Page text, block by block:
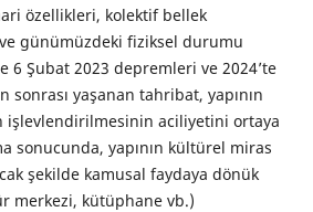
özellikleri, kolektif bellek
günümüzdeki fiziksel durumu
6 Şubat 2023 depremleri ve 2024’te
sonrası yaşanan tahribat, yapının
işlevlendirilmesinin aciliyetini ortaya
sonucunda, yapının kültürel miras
şekilde kamusal faydaya dönük
merkezi, kütüphane vb.)